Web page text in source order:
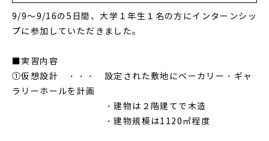
9/9～9/16の5日間、大学１年生１名の方にインターンシッ
プに参加していただきました。
■実習内容
①仮想設計 ・・・ 設定された敷地にベーカリー・ギャ
ラリーホールを計画
・建物は２階建てで木造
・建物規模は1120㎡程度